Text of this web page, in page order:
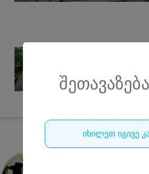
იხილეთ იგივე